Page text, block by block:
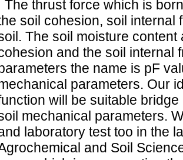
The thrust force which is
soil cohesion, soil internal
The soil moisture
and the soil internal
the name is pF
parameters. Our
will be suitable
mechanical parameters.
laboratory test too in the
and Soil